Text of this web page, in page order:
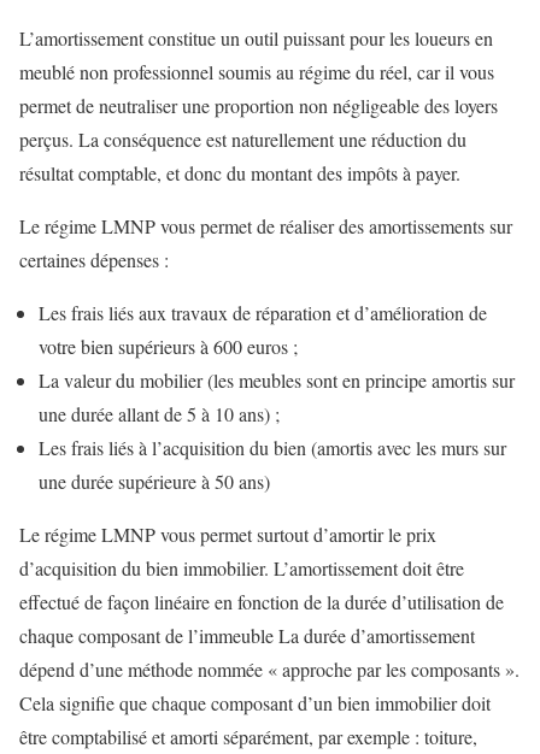
L’amortissement constitue un outil puissant pour les loueurs en
meublé non professionnel soumis au régime du réel, car il vous
permet de neutraliser une proportion non négligeable des loyers
perçus. La conséquence est naturellement une réduction du
résultat comptable, et donc du montant des impôts à payer.
Le régime LMNP vous permet de réaliser des amortissements sur
certaines dépenses :
Les frais liés aux travaux de réparation et d’amélioration de
votre bien supérieurs à 600 euros ;
La valeur du mobilier (les meubles sont en principe amortis sur
une durée allant de 5 à 10 ans) ;
Les frais liés à l’acquisition du bien (amortis avec les murs sur
une durée supérieure à 50 ans)
Le régime LMNP vous permet surtout d’amortir le prix
d’acquisition du bien immobilier. L’amortissement doit être
effectué de façon linéaire en fonction de la durée d’utilisation de
chaque composant de l’immeuble La durée d’amortissement
dépend d’une méthode nommée « approche par les composants ».
Cela signifie que chaque composant d’un bien immobilier doit
être comptabilisé et amorti séparément, par exemple : toiture,